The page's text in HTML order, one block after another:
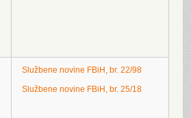
Službene novine FBiH, br. 22/98
Službene novine FBiH, br. 25/18